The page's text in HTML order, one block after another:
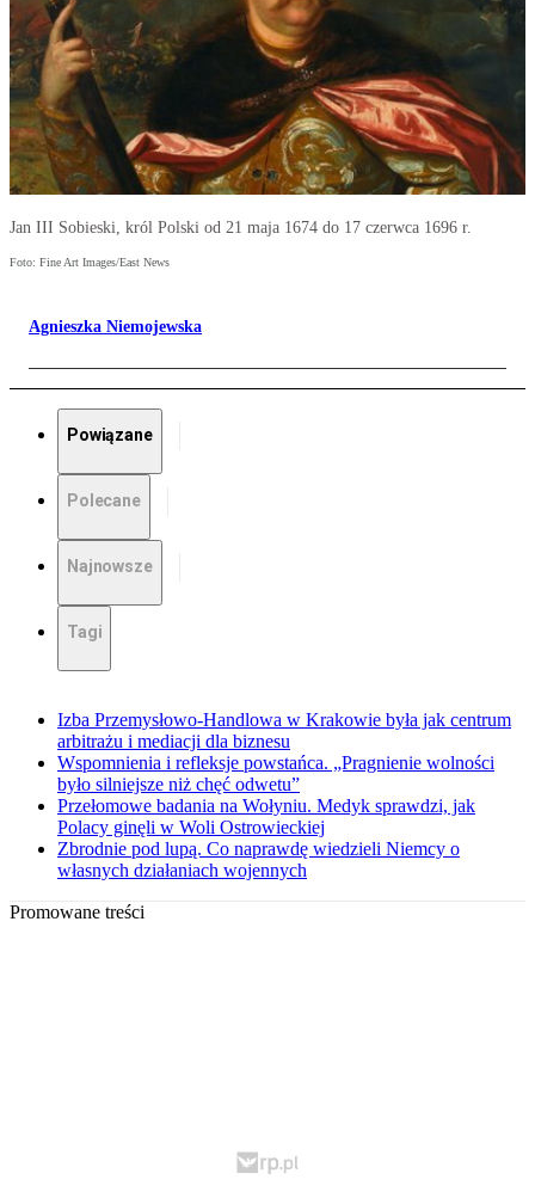
Jan III Sobieski, król Polski od 21 maja 1674 do 17 czerwca 1696 r.
Foto: Fine Art Images/East News
Agnieszka Niemojewska
Powiązane
Polecane
Najnowsze
Tagi
Izba Przemysłowo-Handlowa w Krakowie była jak centrum
arbitrażu i mediacji dla biznesu
Wspomnienia i refleksje powstańca. „Pragnienie wolności
było silniejsze niż chęć odwetu”
Przełomowe badania na Wołyniu. Medyk sprawdzi, jak
Polacy ginęli w Woli Ostrowieckiej
Zbrodnie pod lupą. Co naprawdę wiedzieli Niemcy o
własnych działaniach wojennych
Promowane treści